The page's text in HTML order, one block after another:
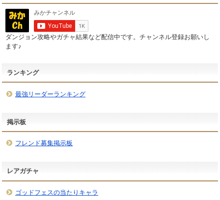
ダンジョン攻略やガチャ結果など配信中です。チャンネル登録お願いし
ます♪
ランキング
最強リーダーランキング
掲示板
フレンド募集掲示板
レアガチャ
ゴッドフェスの当たりキャラ